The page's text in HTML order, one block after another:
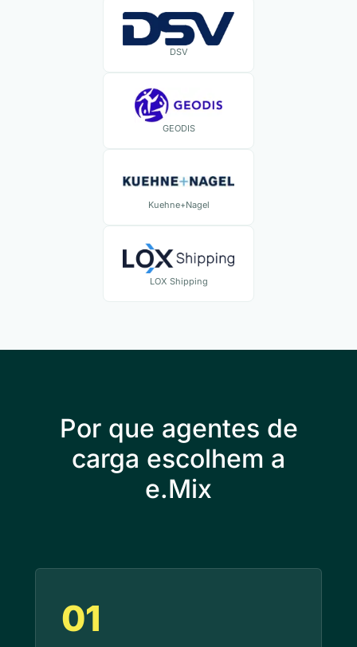
DSV
GEODIS
Kuehne+Nagel
LOX Shipping
Por que agentes de
carga escolhem a
e.Mix
01